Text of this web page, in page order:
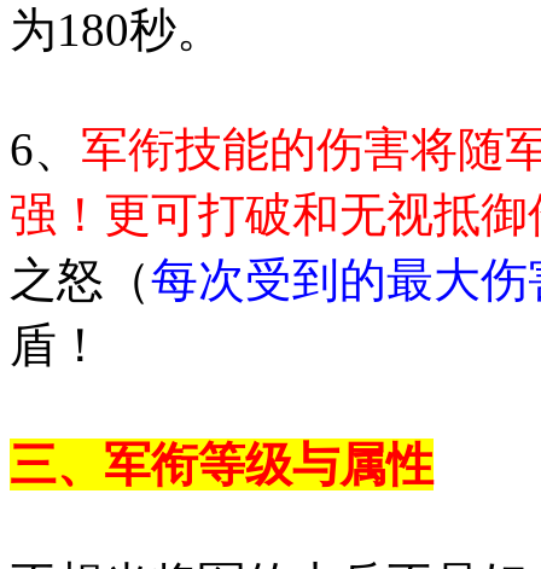
为180秒。
6、 军衔技能的伤害将随
强！更可打破和无视抵
之怒（每次受到的最大
盾！
三、军衔等级与属性